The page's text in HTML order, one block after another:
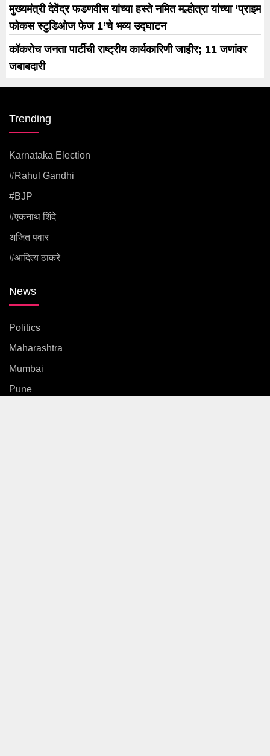
मुख्यमंत्री देवेंद्र फडणवीस यांच्या हस्ते नमित मल्होत्रा यांच्या ‘प्राइम
फोकस स्टुडिओज फेज 1’चे भव्य उद्घाटन
कॉकरोच जनता पार्टीची राष्ट्रीय कार्यकारिणी जाहीर; 11 जणांवर
जबाबदारी
Trending
Karnataka Election
#rahul Gandhi
#BJP
#एकनाथ शिंदे
अजित पवार
#आदित्य ठाकरे
News
Politics
Maharashtra
Mumbai
Pune